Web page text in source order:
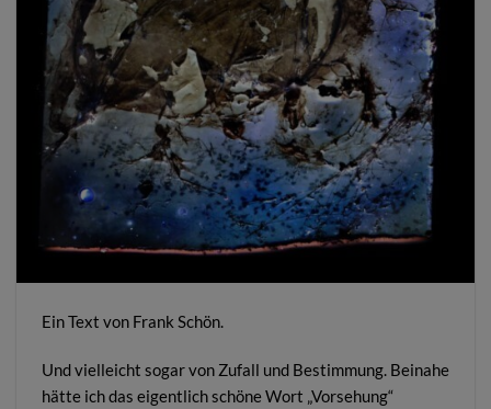
Ein Text von Frank Schön.
Und vielleicht sogar von Zufall und Bestimmung. Beinahe
hätte ich das eigentlich schöne Wort „Vorsehung“